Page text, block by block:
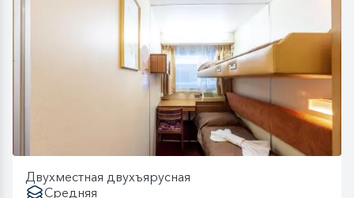
Двухместная двухъярусная
Средняя